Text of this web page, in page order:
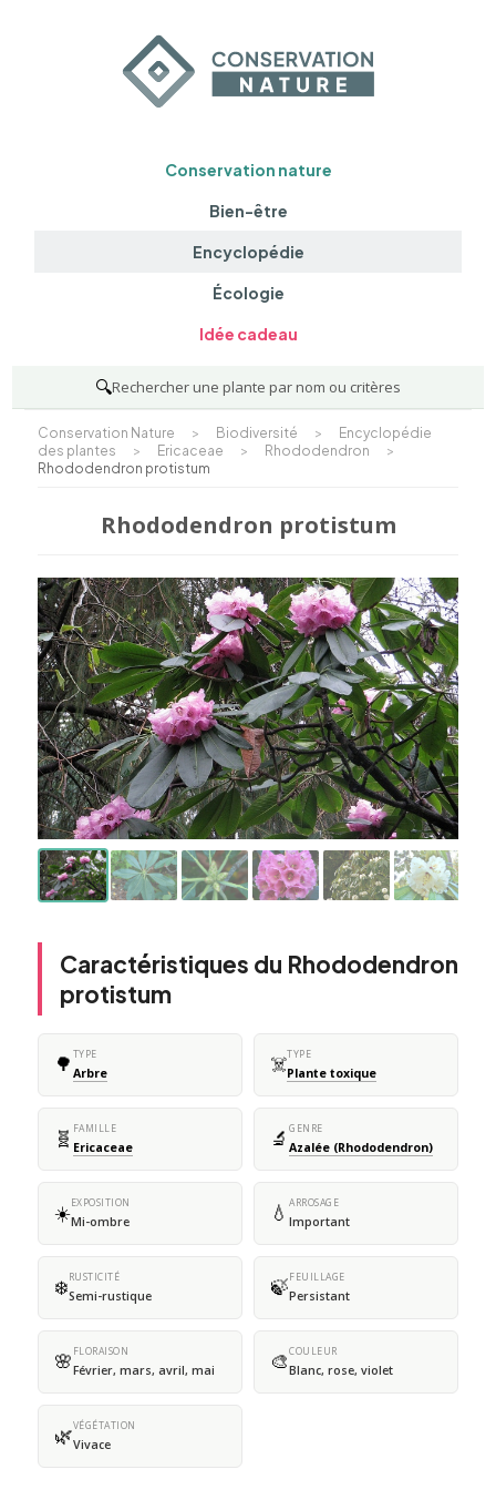
Conservation nature
Bien-être
Encyclopédie
Écologie
Idée cadeau
🔍Rechercher une plante par nom ou critères
Conservation Nature > Biodiversité >
Encyclopédie
des plantes
> Ericaceae > Rhododendron
>
Rhododendron protistum
Rhododendron protistum
Caractéristiques du Rhododendron
protistum
🌳 TYPE
Arbre ☠️TYPE
Plante toxique
🧬 FAMILLE
Ericaceae 🔬 GENRE
Azalée (Rhododendron)
☀️EXPOSITION
Mi-ombre 💧 ARROSAGE
Important
❄️RUSTICITÉ
Semi-rustique 🍃FEUILLAGE
Persistant
🌸 FLORAISON
Février, mars, avril, mai 🎨COULEUR
Blanc, rose, violet
🌿VÉGÉTATION
Vivace